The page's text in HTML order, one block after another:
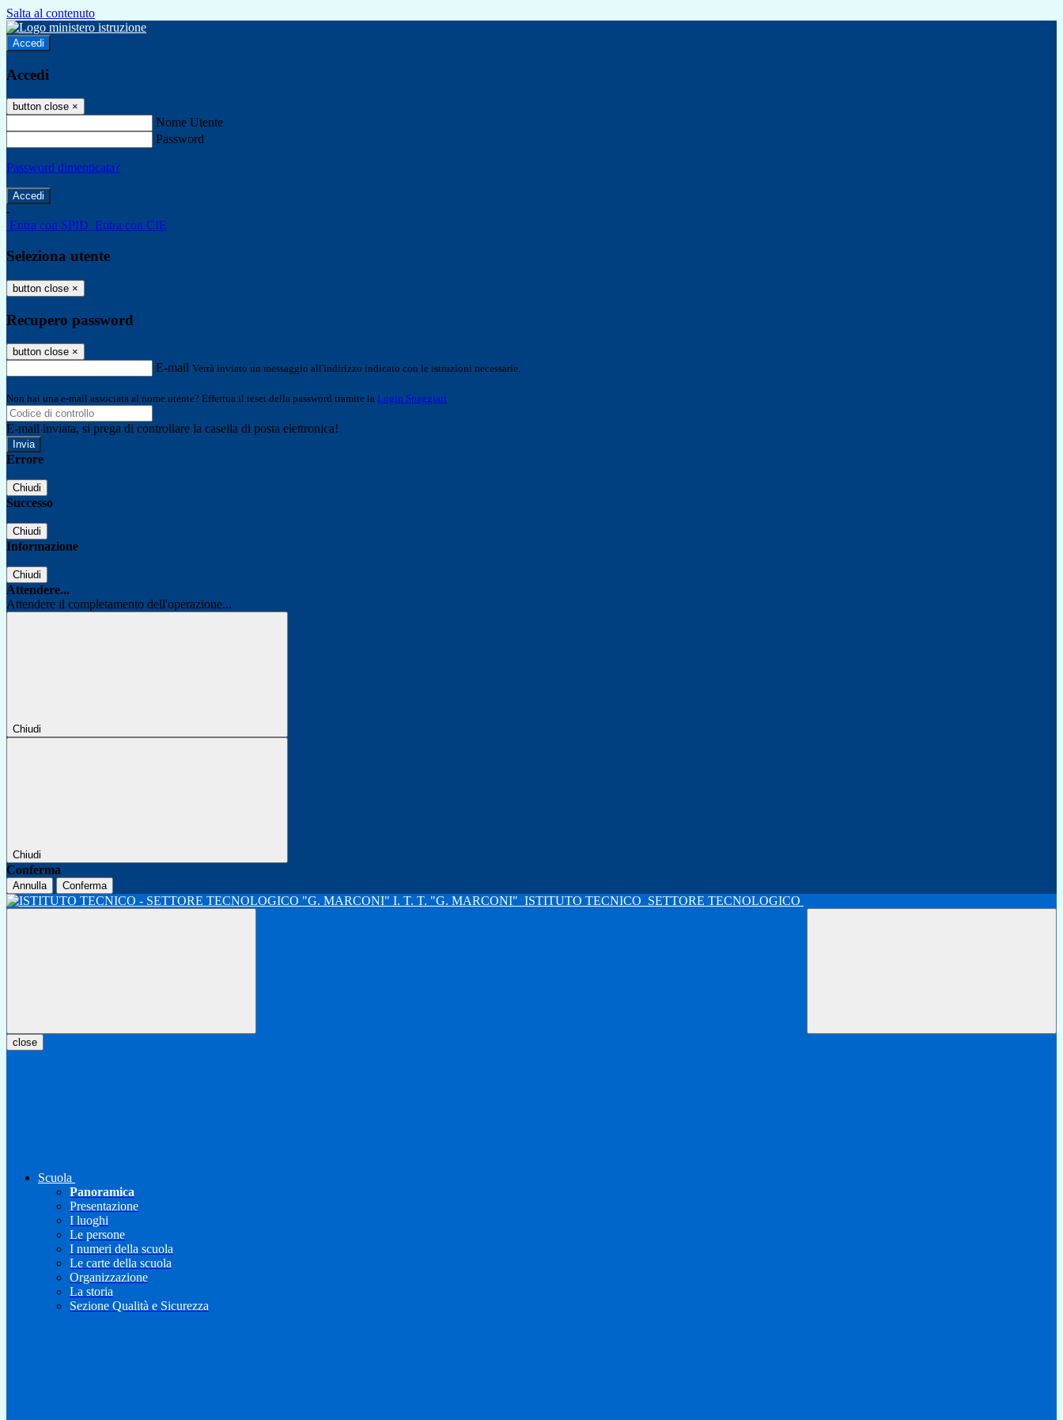
Salta al contenuto
Accedi
Accedi
button close ×
Nome Utente
Password
Password dimenticata?
-
Entra con SPID Entra con CIE
Seleziona utente
button close ×
Recupero password
button close ×
E-mail Verrà inviato un messaggio all'indirizzo indicato con le istruzioni necessarie.
Non hai una e-mail associata al nome utente? Effettua il reset della password tramite la Login Spaggiari
E-mail inviata, si prega di controllare la casella di posta elettronica!
Errore
Chiudi
Successo
Chiudi
Informazione
Chiudi
Attendere...
Attendere il completamento dell'operazione...
Chiudi
Chiudi
Conferma
Annulla Conferma
I. T. T. "G. MARCONI" ISTITUTO TECNICO SETTORE TECNOLOGICO
close
Scuola
Panoramica
Presentazione
I luoghi
Le persone
I numeri della scuola
Le carte della scuola
Organizzazione
La storia
Sezione Qualità e Sicurezza